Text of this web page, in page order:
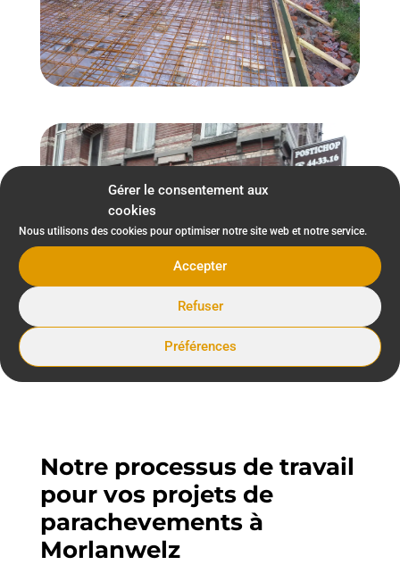
Gérer le consentement aux
cookies
Nous utilisons des cookies pour optimiser notre site web et notre service.
Accepter
Refuser
Préférences
Notre processus de travail
pour vos projets de
parachevements à
Morlanwelz